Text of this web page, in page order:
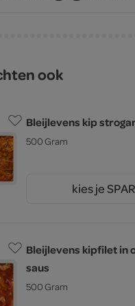
ook
Bleijlevens kip
500 Gram
kies je SPAR
Bleijlevens kipfilet in
saus
500 Gram